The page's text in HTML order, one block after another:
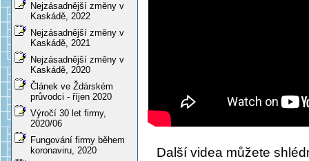
Nejzásadnější změny v
Kaskádě, 2022
Nejzásadnější změny v
Kaskádě, 2021
Nejzásadnější změny v
Kaskádě, 2020
Článek ve Ždárském
průvodci - říjen 2020
Výročí 30 let firmy,
2020/06
Fungování firmy během
koronaviru, 2020
Další videa můžete